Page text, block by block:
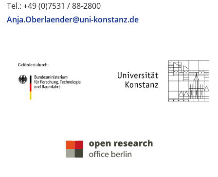
Tel.: +49 (0)7531 / 88-2800
Anja.Oberlaender@uni-konstanz.de